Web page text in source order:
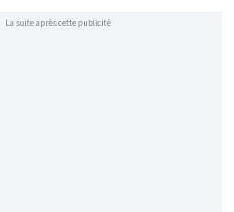
La suite après cette publicité